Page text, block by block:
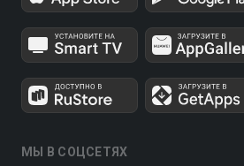
МЫ В СОЦСЕТЯХ